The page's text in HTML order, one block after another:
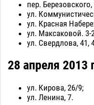
пер. Березовского,
ул.
ул. Красная
ул. Максаковой. 3-
ул. Свердлова, 41,
28 апреля 2013
ул. Кирова, 26/9;
ул. Ленина, 7.